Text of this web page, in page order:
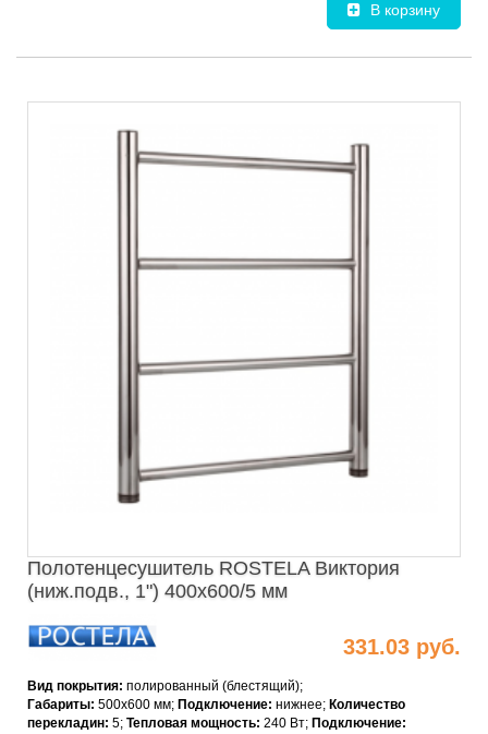
В корзину
Полотенцесушитель ROSTELA Виктория
(ниж.подв., 1") 400х600/5 мм
331.03 руб.
Вид покрытия: полированный (блестящий);
Габариты: 500x600 мм; Подключение: нижнее; Количество
перекладин: 5; Тепловая мощность: 240 Вт; Подключение: